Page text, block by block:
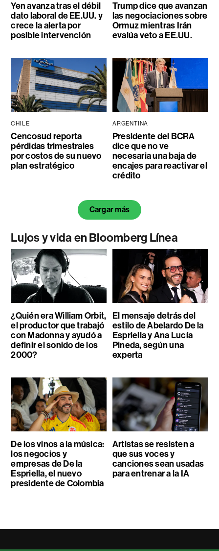
Yen avanza tras el débil
dato laboral de EE.UU. y
crece la alerta por
posible intervención
Trump dice que avanzan
las negociaciones sobre
Ormuz mientras Irán
evalúa veto a EE.UU.
CHILE
Cencosud reporta
pérdidas trimestrales
por costos de su nuevo
plan estratégico
ARGENTINA
Presidente del BCRA
dice que no ve
necesaria una baja de
encajes para reactivar el
crédito
Cargar más
Lujos y vida en Bloomberg Línea
¿Quién era William Orbit,
el productor que trabajó
con Madonna y ayudó a
definir el sonido de los
2000?
El mensaje detrás del
estilo de Abelardo De la
Espriella y Ana Lucía
Pineda, según una
experta
De los vinos a la música:
los negocios y
empresas de De la
Espriella, el nuevo
presidente de Colombia
Artistas se resisten a
que sus voces y
canciones sean usadas
para entrenar a la IA